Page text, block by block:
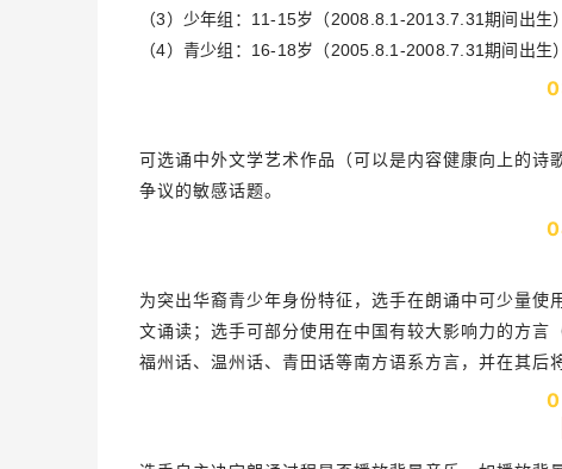
（3）少年组：11-15岁（2008.8.1-2013.7.31期间出生）
（4）青少组：16-18岁（2005.8.1-2008.7.31期间出生）
0
可选诵中外文学艺术作品（可以是内容健康向上的诗
争议的敏感话题。
0
为突出华裔青少年身份特征，选手在朗诵中可少量
文诵读；选手可部分使用在中国有较大影响力的方言
福州话、温州话、青田话等南方语系方言，并在其后
0